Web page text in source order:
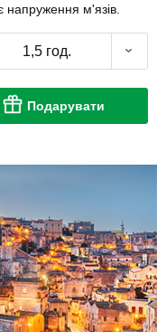
м'язів.
1,5 год.
Подарувати